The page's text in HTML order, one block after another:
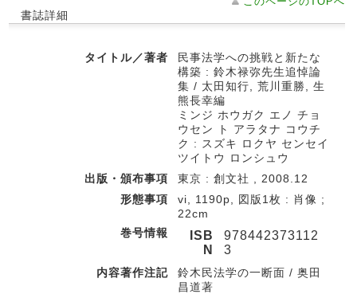
書誌詳細
タイトル／著者
民事法学への挑戦と新たな
構築 : 鈴木禄弥先生追悼論
集 / 太田知行, 荒川重勝, 生
熊長幸編
ミンジ ホウガク エノ チョ
ウセン ト アラタナ コウチ
ク : スズキ ロクヤ センセイ
ツイトウ ロンシュウ
出版・頒布事項
東京 : 創文社 , 2008.12
形態事項
vi, 1190p, 図版1枚 : 肖像 ;
22cm
巻号情報
ISB
N
978442373112
3
内容著作注記
鈴木民法学の一断面 / 奥田
昌道著